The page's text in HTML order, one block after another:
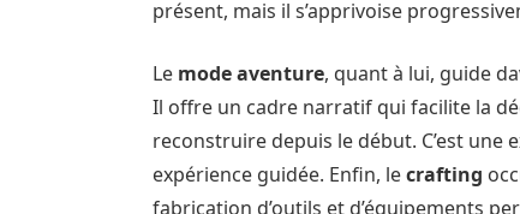
présent, mais il s’apprivoise
Le mode aventure, quant à lui, guide
Il offre un cadre narratif qui facilite la
reconstruire depuis le début. C’est
expérience guidée. Enfin, lecrafting
fabrication d’outils et d’équipements